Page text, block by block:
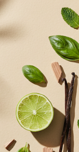
акорд
акорд (
Guerlain
Той